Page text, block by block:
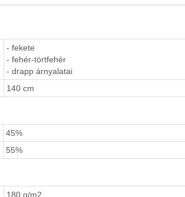
- fekete
- fehér-törtfehér
- drapp árnyalatai
140 cm
45%
55%
180 g/m2